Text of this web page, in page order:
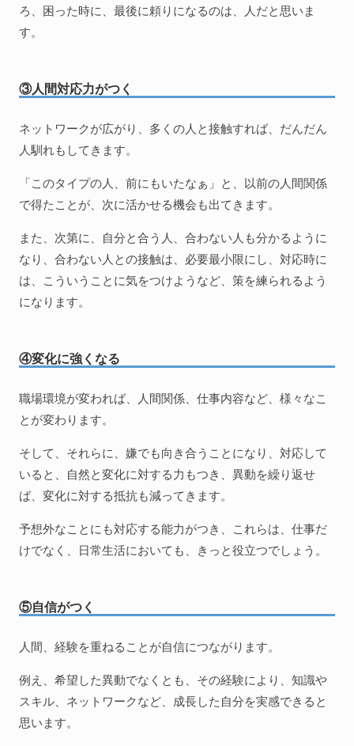
ろ、困った時に、最後に頼りになるのは、人だと思いま
す。
③人間対応力がつく
ネットワークが広がり、多くの人と接触すれば、だんだん
人馴れもしてきます。
「このタイプの人、前にもいたなぁ」と、以前の人間関係
で得たことが、次に活かせる機会も出てきます。
また、次第に、自分と合う人、合わない人も分かるように
なり、合わない人との接触は、必要最小限にし、対応時に
は、こういうことに気をつけようなど、策を練られるよう
になります。
④変化に強くなる
職場環境が変われば、人間関係、仕事内容など、様々なこ
とが変わります。
そして、それらに、嫌でも向き合うことになり、対応して
いると、自然と変化に対する力もつき、異動を繰り返せ
ば、変化に対する抵抗も減ってきます。
予想外なことにも対応する能力がつき、これらは、仕事だ
けでなく、日常生活においても、きっと役立つでしょう。
⑤自信がつく
人間、経験を重ねることが自信につながります。
例え、希望した異動でなくとも、その経験により、知識や
スキル、ネットワークなど、成長した自分を実感できると
思います。